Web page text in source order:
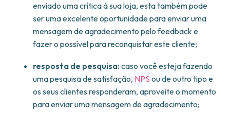
enviado uma crítica à sua loja, esta também pode
ser uma excelente oportunidade para enviar uma
mensagem de agradecimento pelo feedback e
fazer o possível para reconquistar este cliente;
resposta de pesquisa: caso você esteja fazendo
uma pesquisa de satisfação, NPS ou de outro tipo e
os seus clientes responderam, aproveite o momento
para enviar uma mensagem de agradecimento;